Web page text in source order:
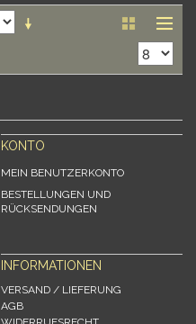
KONTO
MEIN BENUTZERKONTO
BESTELLUNGEN UND
RÜCKSENDUNGEN
INFORMATIONEN
VERSAND / LIEFERUNG
AGB